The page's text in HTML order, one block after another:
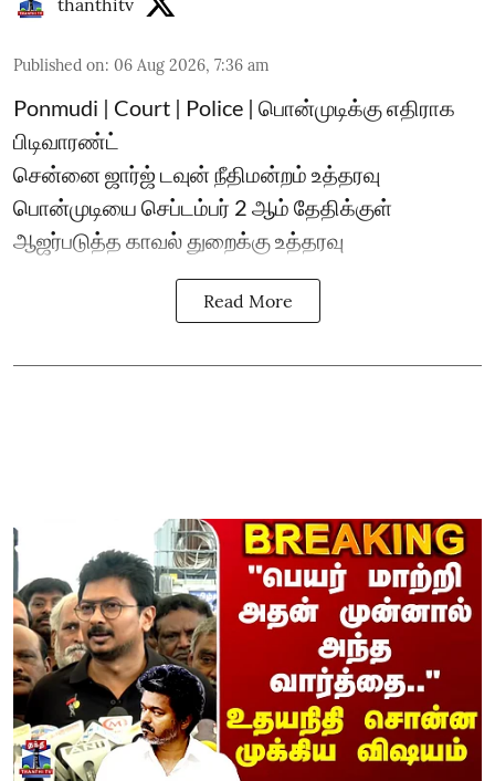
thanthitv
Published on: 06 Aug 2026, 7:36 am
Ponmudi | Court | Police | பொன்முடிக்கு எதிராக
பிடிவாரண்ட்
சென்னை ஜார்ஜ் டவுன் நீதிமன்றம் உத்தரவு
பொன்முடியை செப்டம்பர் 2 ஆம் தேதிக்குள்
ஆஜர்படுத்த காவல் துறைக்கு உத்தரவு
Read More